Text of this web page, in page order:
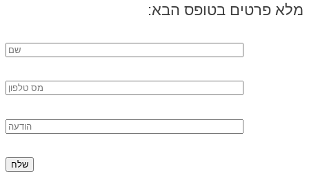
מלא פרטים בטופס הבא: